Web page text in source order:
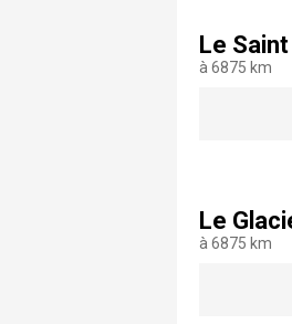
Le
à 6875 km
Le
à 6875 km